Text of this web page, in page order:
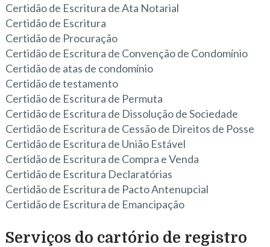
Certidão de Escritura de Ata Notarial
Certidão de Escritura
Certidão de Procuração
Certidão de Escritura de Convenção de Condomínio
Certidão de atas de condomínio
Certidão de testamento
Certidão de Escritura de Permuta
Certidão de Escritura de Dissolução de Sociedade
Certidão de Escritura de Cessão de Direitos de Posse
Certidão de Escritura de União Estável
Certidão de Escritura de Compra e Venda
Certidão de Escritura Declaratórias
Certidão de Escritura de Pacto Antenupcial
Certidão de Escritura de Emancipação
Serviços do cartório de registro